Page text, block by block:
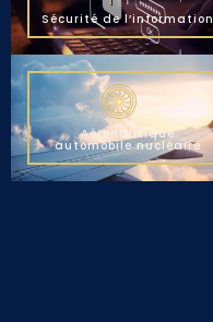
Sécurité de l’information
Aéronautique
automobile nucléaire